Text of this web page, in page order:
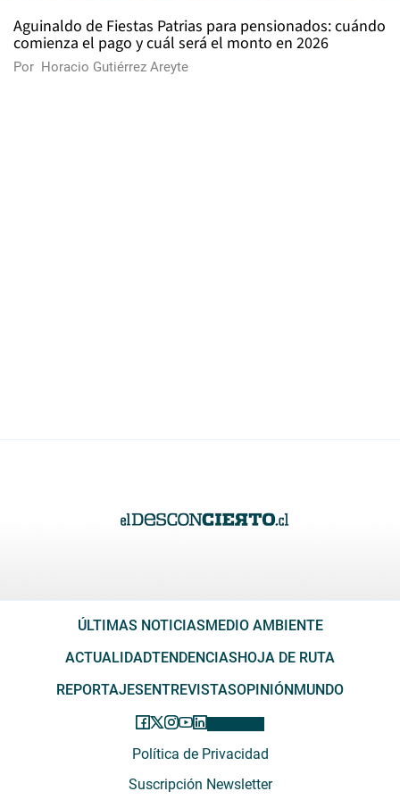
Aguinaldo de Fiestas Patrias para pensionados: cuándo
comienza el pago y cuál será el monto en 2026
Por Horacio Gutiérrez Areyte
ÚLTIMAS NOTICIASMEDIO AMBIENTE
ACTUALIDADTENDENCIASHOJA DE RUTA
REPORTAJESENTREVISTASOPINIÓNMUNDO
Política de Privacidad
Suscripción Newsletter